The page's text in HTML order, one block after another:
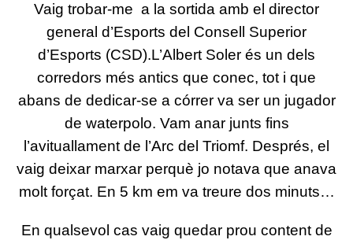
Vaig trobar-me a la sortida amb el director
general d’Esports del Consell Superior
d’Esports (CSD).L’Albert Soler és un dels
corredors més antics que conec, tot i que
abans de dedicar-se a córrer va ser un jugador
de waterpolo. Vam anar junts fins
l’avituallament de l’Arc del Triomf. Després, el
vaig deixar marxar perquè jo notava que anava
molt forçat. En 5 km em va treure dos minuts…
En qualsevol cas vaig quedar prou content de